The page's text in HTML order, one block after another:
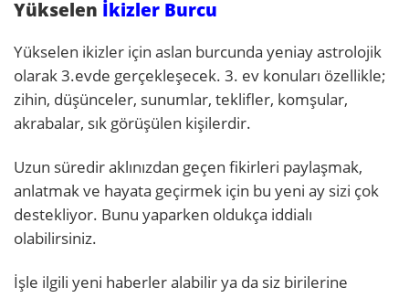
Yükselen İkizler Burcu
Yükselen ikizler için aslan burcunda yeniay astrolojik
olarak 3.evde gerçekleşecek. 3. ev konuları özellikle;
zihin, düşünceler, sunumlar, teklifler, komşular,
akrabalar, sık görüşülen kişilerdir.
Uzun süredir aklınızdan geçen fikirleri paylaşmak,
anlatmak ve hayata geçirmek için bu yeni ay sizi çok
destekliyor. Bunu yaparken oldukça iddialı
olabilirsiniz.
İşle ilgili yeni haberler alabilir ya da siz birilerine